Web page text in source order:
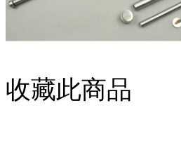
收藏此商品